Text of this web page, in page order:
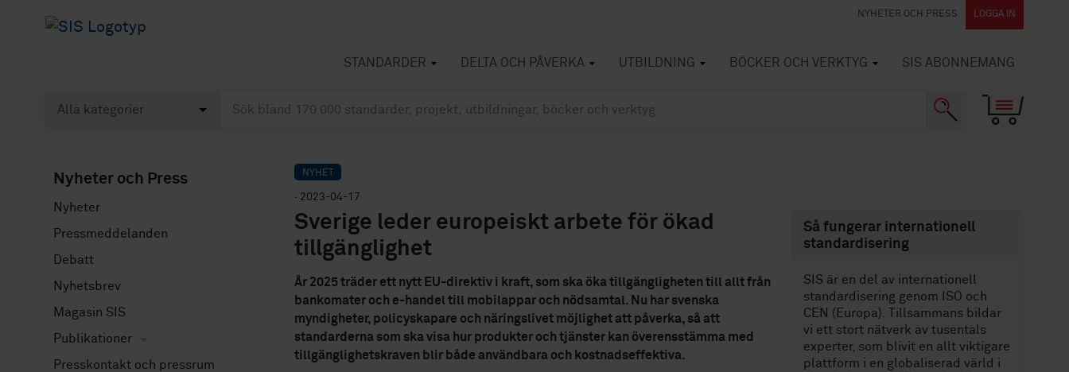
NYHETER OCH PRESS LOGGA IN
STANDARDER DELTA OCH PÅVERKA UTBILDNING BÖCKER OCH VERKTYG SIS ABONNEMANG
Nyheter och Press
Nyheter
Pressmeddelanden
Debatt
Nyhetsbrev
Magasin SIS
Publikationer
Presskontakt och pressrum
NYHET
· 2023-04-17
Sverige leder europeiskt arbete för ökad
tillgänglighet
År 2025 träder ett nytt EU-direktiv i kraft, som ska öka tillgängligheten till allt från
bankomater och e-handel till mobilappar och nödsamtal. Nu har svenska
myndigheter, policyskapare och näringslivet möjlighet att påverka, så att
standarderna som ska visa hur produkter och tjänster kan överensstämma med
tillgänglighetskraven blir både användbara och kostnadseffektiva.
Så fungerar internationell
standardisering
SIS är en del av internationell
standardisering genom ISO och
CEN (Europa). Tillsammans bildar
vi ett stort nätverk av tusentals
experter, som blivit en allt viktigare
plattform i en globaliserad värld i